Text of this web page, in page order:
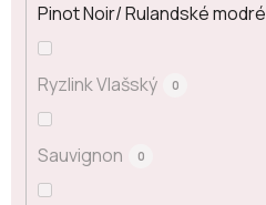
Pinot Noir/ Rulandské modré
Ryzlink Vlašský 0
Sauvignon 0